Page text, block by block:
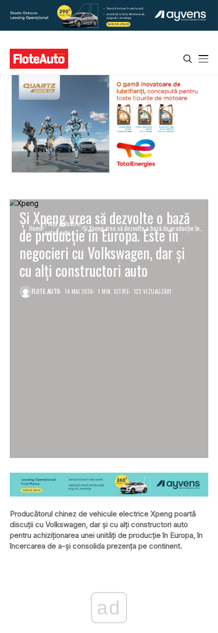
Home Piaţa
auto
Industrie
auto
Și Xpeng vrea să dezvolte o bază de producție în
Europa. Este în negocieri cu Volkswagen, dar și cu
alți constructori auto
Și Xpeng vrea să dezvolte o bază
de producție în Europa. Este în
negocieri cu Volkswagen, dar și
cu alți constructori auto
FLOTE AUTO 14 MAI 2026 1 MIN. CITIRE 122 VIZUALIZĂRI
Producătorul chinez de vehicule electrice Xpeng poartă
discuții cu Volkswagen, dar și cu alți constructori auto
pentru achiziționarea unei unități de producție în Europa, în
încercarea de a-și consolida prezența pe continent.
ad